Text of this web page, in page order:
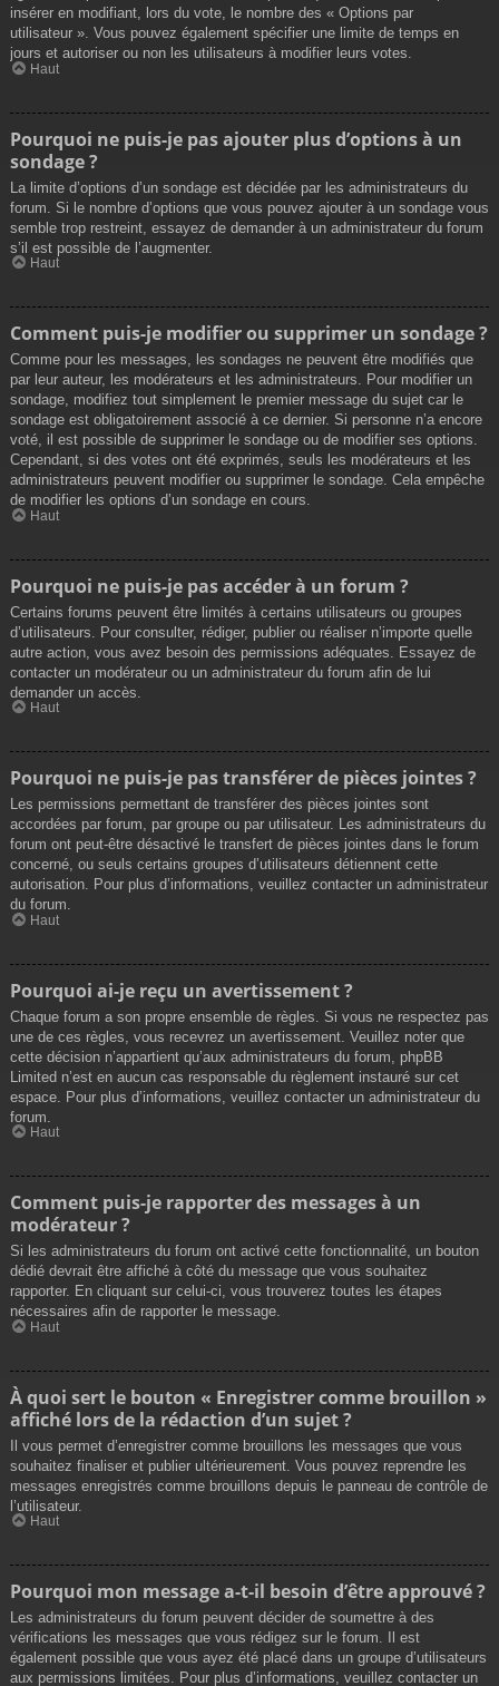
insérer en modifiant, lors du vote, le nombre des « Options par
utilisateur ». Vous pouvez également spécifier une limite de temps en
jours et autoriser ou non les utilisateurs à modifier leurs votes.
Haut
Pourquoi ne puis-je pas ajouter plus d’options à un
sondage ?
La limite d’options d’un sondage est décidée par les administrateurs du
forum. Si le nombre d’options que vous pouvez ajouter à un sondage vous
semble trop restreint, essayez de demander à un administrateur du forum
s’il est possible de l’augmenter.
Haut
Comment puis-je modifier ou supprimer un sondage ?
Comme pour les messages, les sondages ne peuvent être modifiés que
par leur auteur, les modérateurs et les administrateurs. Pour modifier un
sondage, modifiez tout simplement le premier message du sujet car le
sondage est obligatoirement associé à ce dernier. Si personne n’a encore
voté, il est possible de supprimer le sondage ou de modifier ses options.
Cependant, si des votes ont été exprimés, seuls les modérateurs et les
administrateurs peuvent modifier ou supprimer le sondage. Cela empêche
de modifier les options d’un sondage en cours.
Haut
Pourquoi ne puis-je pas accéder à un forum ?
Certains forums peuvent être limités à certains utilisateurs ou groupes
d’utilisateurs. Pour consulter, rédiger, publier ou réaliser n’importe quelle
autre action, vous avez besoin des permissions adéquates. Essayez de
contacter un modérateur ou un administrateur du forum afin de lui
demander un accès.
Haut
Pourquoi ne puis-je pas transférer de pièces jointes ?
Les permissions permettant de transférer des pièces jointes sont
accordées par forum, par groupe ou par utilisateur. Les administrateurs du
forum ont peut-être désactivé le transfert de pièces jointes dans le forum
concerné, ou seuls certains groupes d’utilisateurs détiennent cette
autorisation. Pour plus d’informations, veuillez contacter un administrateur
du forum.
Haut
Pourquoi ai-je reçu un avertissement ?
Chaque forum a son propre ensemble de règles. Si vous ne respectez pas
une de ces règles, vous recevrez un avertissement. Veuillez noter que
cette décision n’appartient qu’aux administrateurs du forum, phpBB
Limited n’est en aucun cas responsable du règlement instauré sur cet
espace. Pour plus d’informations, veuillez contacter un administrateur du
forum.
Haut
Comment puis-je rapporter des messages à un
modérateur ?
Si les administrateurs du forum ont activé cette fonctionnalité, un bouton
dédié devrait être affiché à côté du message que vous souhaitez
rapporter. En cliquant sur celui-ci, vous trouverez toutes les étapes
nécessaires afin de rapporter le message.
Haut
À quoi sert le bouton « Enregistrer comme brouillon »
affiché lors de la rédaction d’un sujet ?
Il vous permet d’enregistrer comme brouillons les messages que vous
souhaitez finaliser et publier ultérieurement. Vous pouvez reprendre les
messages enregistrés comme brouillons depuis le panneau de contrôle de
l’utilisateur.
Haut
Pourquoi mon message a-t-il besoin d’être approuvé ?
Les administrateurs du forum peuvent décider de soumettre à des
vérifications les messages que vous rédigez sur le forum. Il est
également possible que vous ayez été placé dans un groupe d’utilisateurs
aux permissions limitées. Pour plus d’informations, veuillez contacter un